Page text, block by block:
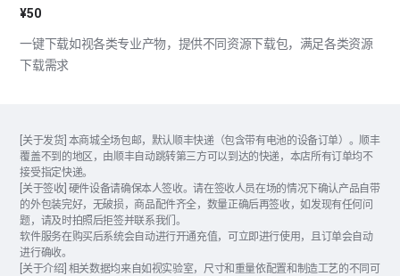
¥50
一键下载如视各类专业产物，提供不同资源下载包，满足各类资源
下载需求
[关于发货] 本商城全场包邮，默认顺丰快递（包含带有电池的设备订单）。顺丰
覆盖不到的地区，由顺丰自动跳转第三方可以到达的快递，本店所有订单均不
接受指定快递。
[关于签收] 硬件设备请确保本人签收。请在签收人员在场的情况下确认产品自带
的外包装完好，无破损，商品配件齐全，数量正确后再签收，如发现有任何问
题，请及时拍照后拒签并联系我们。
软件服务在购买后系统会自动进行开通充值，可立即进行使用，且订单会自动
进行确收。
[关于介绍] 相关数据均来自如视实验室，尺寸和重量依配置和制造工艺的不同可